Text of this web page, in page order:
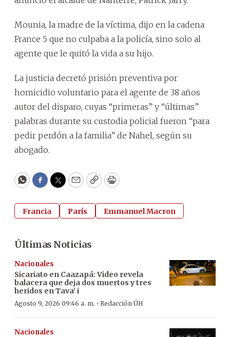
Mounia, la madre de la víctima, dijo en la cadena
France 5 que no culpaba a la policía, sino solo al
agente que le quitó la vida a su hijo.
La justicia decretó prisión preventiva por
homicidio voluntario para el agente de 38 años
autor del disparo, cuyas “primeras” y “últimas”
palabras durante su custodia policial fueron “para
pedir perdón a la familia” de Nahel, según su
abogado.
WhatsApp
Facebook
Twitter
EmailCopyPrint
Francia París Emmanuel Macron
Últimas Noticias
Nacionales
Sicariato en Caazapá: Video revela
balacera que deja dos muertos y tres
heridos en Tava’ i
Agosto 9, 2026 09:46 a. m. · Redacción ÚH
Nacionales